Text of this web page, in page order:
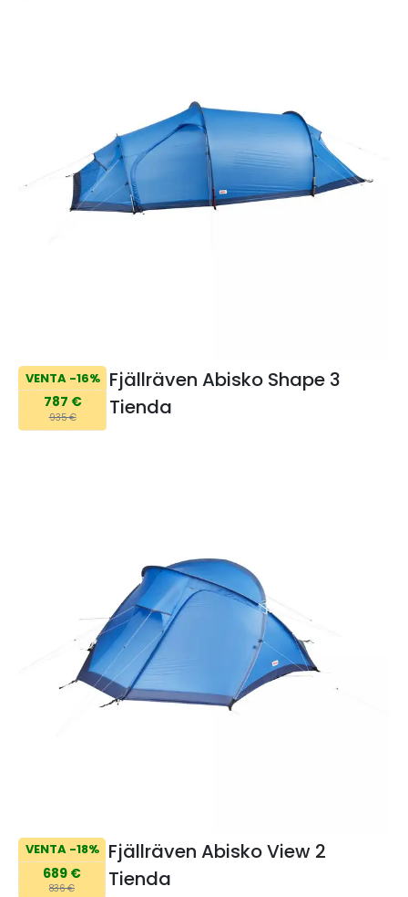
VENTA -16%
787 €
935 €
Fjällräven Abisko Shape 3
Tienda
VENTA -18%
689 €
836 €
Fjällräven Abisko View 2
Tienda